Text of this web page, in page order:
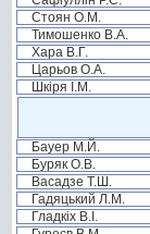
Стоян О.М.
Тимошенко В.А.
Хара В.Г.
Царьов О.А.
Шкіря І.М.
Бауер М.Й.
Буряк О.В.
Васадзе Т.Ш.
Гадяцький Л.М.
Гладкіх В.І.